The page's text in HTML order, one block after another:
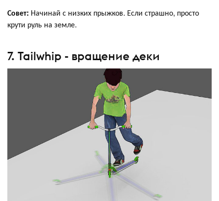
Совет: Начинай с низких прыжков. Если страшно, просто
крути руль на земле.
7. Tailwhip - вращение деки